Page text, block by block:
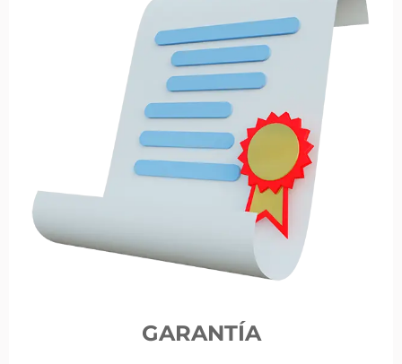
GARANTÍA